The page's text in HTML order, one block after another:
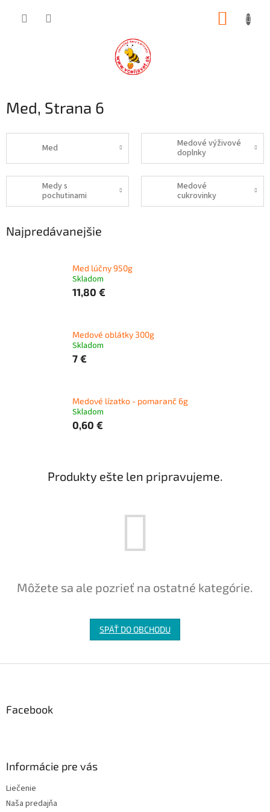
Med, Strana 6
Med
Medové výživové
doplnky
Medy s
pochutinami
Medové
cukrovinky
Najpredávanejšie
Med lúčny 950g
Skladom
11,80 €
Medové oblátky 300g
Skladom
7 €
Medové lízatko - pomaranč 6g
Skladom
0,60 €
Produkty ešte len pripravujeme.
Môžete sa ale pozrieť na ostatné kategórie.
SPÄŤ DO OBCHODU
Facebook
Informácie pre vás
Liečenie
Naša predajňa